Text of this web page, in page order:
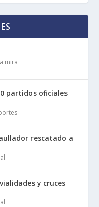
mira
partidos oficiales
rescatado a
y cruces